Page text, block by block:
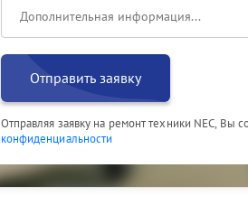
Отправить заявку
Отправляя заявку на ремонт техники NEC, Вы
конфиденциальности